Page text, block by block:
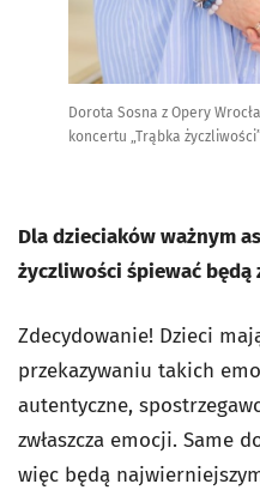
Dorota Sosna z Opery
koncertu „Trąbka życzliwości”
Dla dzieciaków ważnym
życzliwości śpiewać będą
Zdecydowanie! Dzieci
przekazywaniu takich
autentyczne,
zwłaszcza emocji. Same
więc będą